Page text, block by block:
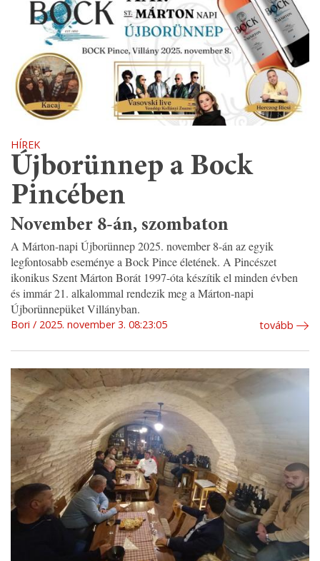
HÍREK
Újborünnep a Bock
Pincében
November 8-án, szombaton
A Márton-napi Újborünnep 2025. november 8-án az egyik
legfontosabb eseménye a Bock Pince életének. A Pincészet
ikonikus Szent Márton Borát 1997-óta készítik el minden évben
és immár 21. alkalommal rendezik meg a Márton-napi
Újborünnepüket Villányban.
Bori 2025. november 3. 08:23:05 tovább